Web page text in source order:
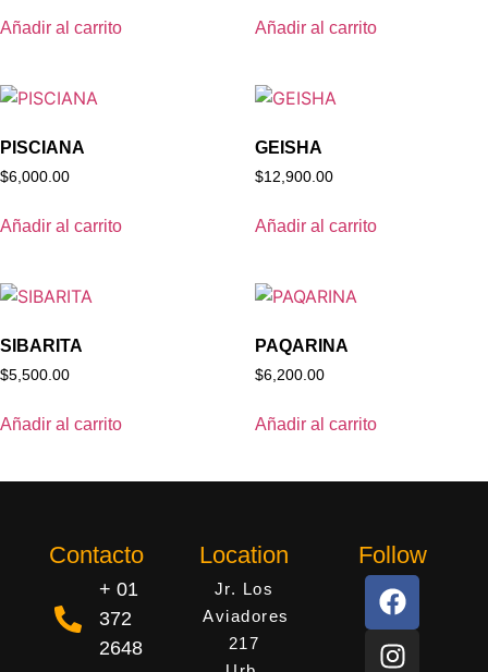
Añadir al carrito Añadir al carrito
PISCIANA
$6,000.00
Añadir al carrito
GEISHA
$12,900.00
Añadir al carrito
SIBARITA
$5,500.00
Añadir al carrito
PAQARINA
$6,200.00
Añadir al carrito
Contacto
+ 01
372
2648
Location
Jr. Los
Aviadores
217
Follow